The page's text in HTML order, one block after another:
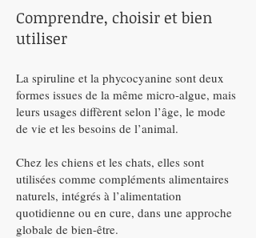
Comprendre, choisir et bien
utiliser
La spiruline et la phycocyanine sont deux
formes issues de la même micro-algue, mais
leurs usages diffèrent selon l’âge, le mode
de vie et les besoins de l’animal.
Chez les chiens et les chats, elles sont
utilisées comme compléments alimentaires
naturels, intégrés à l’alimentation
quotidienne ou en cure, dans une approche
globale de bien-être.